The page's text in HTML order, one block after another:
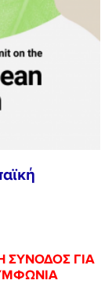
ΣΥΝΟΔΟΣ ΓΙΑ